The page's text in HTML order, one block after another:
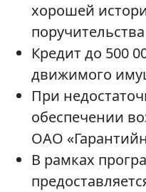
хорошей
поручительства
Кредит до 500
движимого
При
обеспечении
ОАО
В рамках